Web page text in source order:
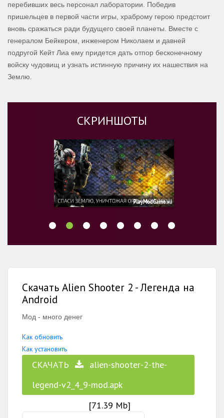
перебивших весь персонал лаборатории. Победив
пришельцев в первой части игры, храброму герою предстоит
вновь сражаться ради будущего своей планеты. Вместе с
генералом Бейкером, инженером Николаем и давней
подругой Кейт Лиа ему придется дать отпор бесконечному
войску чудовищ и узнать истинную причину их нашествия на
Землю.
СКРИНШОТЫ
Скачать Alien Shooter 2 - Легенда на
Android
Мод - много денег
Как обновить
Как установить
СКАЧАТЬ
alien-shooter-2-the-
legend-v2_4_9-mod.apk
[71.39 Mb]